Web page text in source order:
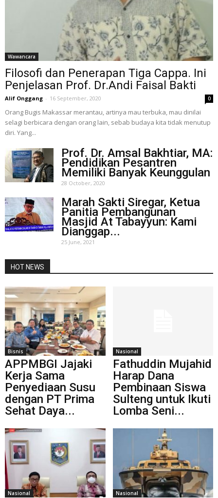
Wawancara
Filosofi dan Penerapan Tiga Cappa. Ini
Penjelasan Prof. Dr.Andi Faisal Bakti
Alif Onggang - 16 September, 2020 0
Orang Bugis Makassar merantau, artinya mau terbuka, mau dinilai
selagi berbicara dengan orang lain, sebab budaya kita tidak menutup
diri. Yang...
Prof. Dr. Amsal Bakhtiar, MA:
Pendidikan Pesantren
Memiliki Banyak Keunggulan
28 October, 2020
Marah Sakti Siregar, Ketua
Panitia Pembangunan
Masjid At Tabayyun: Kami
Dianggap...
25 June, 2021
HOT NEWS
Bisnis
APPMBGI Jajaki
Kerja Sama
Penyediaan Susu
dengan PT Prima
Sehat Daya...
Nasional
Fathuddin Mujahid
Harap Dana
Pembinaan Siswa
Sulteng untuk Ikuti
Lomba Seni...
Nasional Nasional